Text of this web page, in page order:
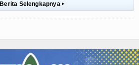
Berita Selengkapnya ▸